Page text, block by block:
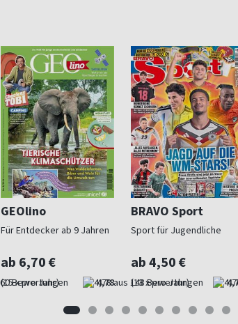
GEOlino
Für Entdecker ab 9 Jahren
ab 6,70 €
(15 x pro Jahr) 4,78
BRAVO Sport
Sport für Jugendliche
ab 4,50 €
(13 x pro Jahr)